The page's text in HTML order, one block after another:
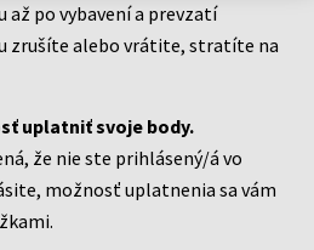
až po vybavení a prevzatí
zrušíte alebo vrátite, stratíte na
uplatniť svoje body.
že nie ste prihlásený/á vo
možnosť uplatnenia sa vám